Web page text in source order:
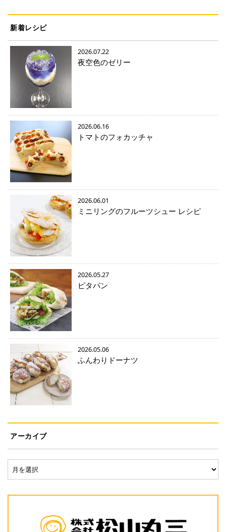
新着レシピ
2026.07.22
夜空色のゼリー
2026.06.16
トマトのフォカッチャ
2026.06.01
ミニリングのフルーツシュー レシピ
2026.05.27
ピタパン
2026.05.06
ふんわりドーナツ
アーカイブ